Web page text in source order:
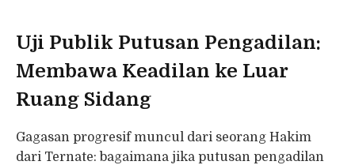
Uji Publik Putusan Pengadilan:
Membawa Keadilan ke Luar
Ruang Sidang
Gagasan progresif muncul dari seorang Hakim
dari Ternate: bagaimana jika putusan pengadilan